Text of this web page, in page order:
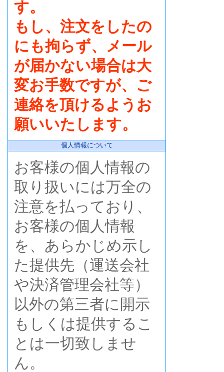
す。
もし、注文をしたの
にも拘らず、メール
が届かない場合は大
変お手数ですが、ご
連絡を頂けるようお
願いいたします。
個人情報について
お客様の個人情報の
取り扱いには万全の
注意を払っており、
お客様の個人情報
を、あらかじめ示し
た提供先（運送会社
や決済管理会社等）
以外の第三者に開示
もしくは提供するこ
とは一切致しませ
ん。